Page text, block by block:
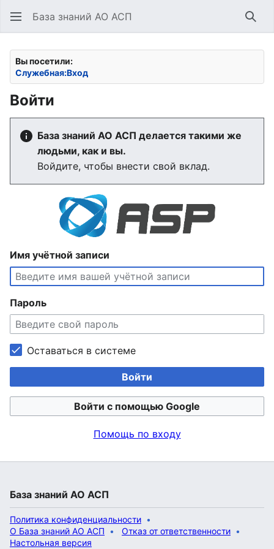
База знаний АО АСП
Вы посетили:
Служебная:Вход
Войти
База знаний АО АСП делается такими же
людьми, как и вы.
Войдите, чтобы внести свой вклад.
Имя учётной записи
Пароль
Оставаться в системе
Войти
Войти с помощью Google
Помощь по входу
База знаний АО АСП
Политика конфиденциальности
О База знаний АО АСП
Отказ от ответственности
Настольная версия